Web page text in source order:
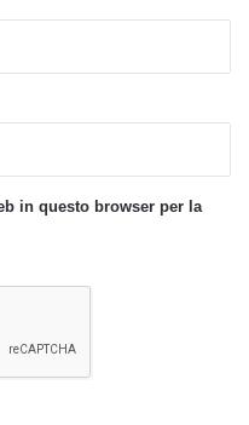
in questo browser per la